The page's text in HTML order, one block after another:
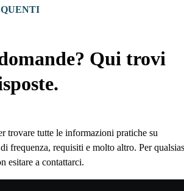
Qui trovi
trovare tutte le informazioni pratiche su
frequenza, requisiti e molto altro. Per
esitare a contattarci.